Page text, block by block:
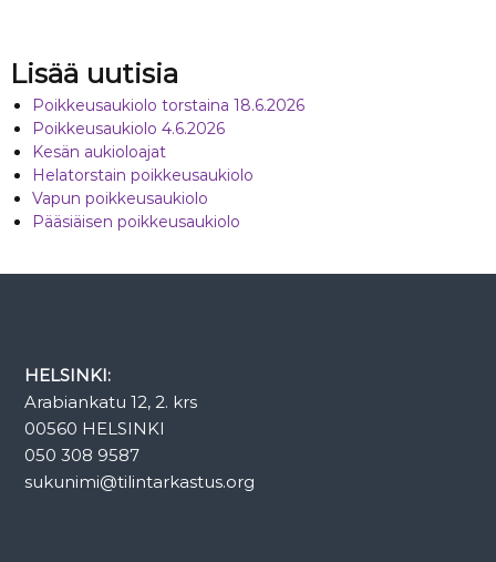
Lisää uutisia
Poikkeusaukiolo torstaina 18.6.2026
Poikkeusaukiolo 4.6.2026
Kesän aukioloajat
Helatorstain poikkeusaukiolo
Vapun poikkeusaukiolo
Pääsiäisen poikkeusaukiolo
HELSINKI:
Arabiankatu 12, 2. krs
00560 HELSINKI
050 308 9587
sukunimi@tilintarkastus.org